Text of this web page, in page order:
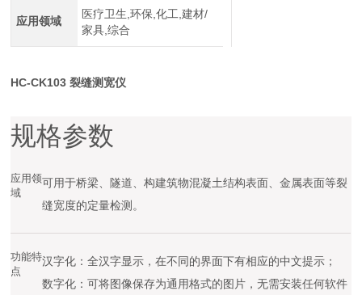
应用领域
医疗卫生,环保,化工,建材/
家具,综合
HC-CK103 裂缝测宽仪
规格参数
应用领
域
可用于桥梁、隧道、构建筑物混凝土结构表面、金属表面等裂
缝宽度的定量检测。
功能特
点
汉字化：全汉字显示，在不同的界面下有相应的中文提示；
数字化：可将图像保存为通用格式的图片，无需安装任何软件